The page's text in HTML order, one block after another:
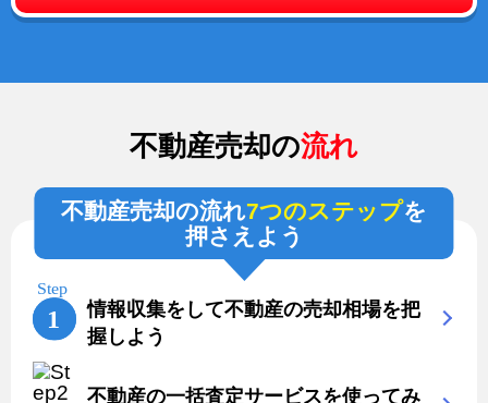
不動産売却の流れ
不動産売却の流れ7つのステップを
押さえよう
情報収集をして不動産の売却相場を把
握しよう
不動産の一括査定サービスを使ってみ